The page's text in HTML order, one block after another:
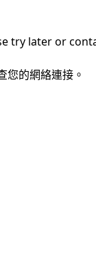
try later or
您的網絡連接。